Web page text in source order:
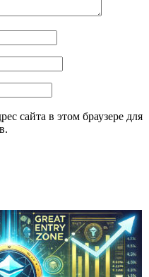
сайта в этом браузере для